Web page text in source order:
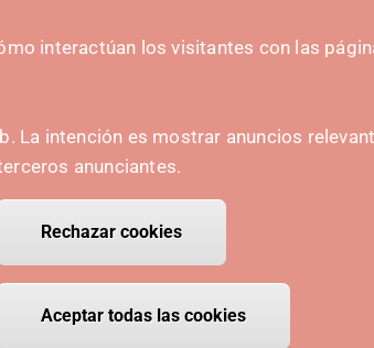
formularioa
HASIERA EMATEA
Política de cookies
interactúan los visitantes con las
La intención es mostrar anuncios
anunciantes.
Rechazar cookies
Aceptar todas las cookies
Retirar el consentimiento